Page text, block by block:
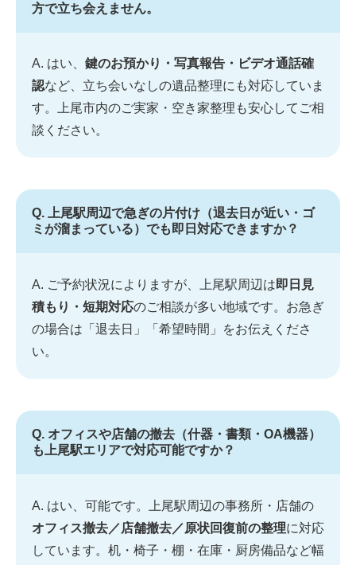
方で立ち会えません。
A. はい、 鍵のお預かり・写真報告・ビデオ通話確
認など、立ち会いなしの遺品整理にも対応していま
す。上尾市内のご実家・空き家整理も安心してご相
談ください。
Q. 上尾駅周辺で急ぎの片付け（退去日が近い・ゴ
ミが溜まっている）でも即日対応できますか？
A. ご予約状況によりますが、上尾駅周辺は 即日見
積もり・短期対応のご相談が多い地域です。お急ぎ
の場合は「退去日」「希望時間」をお伝えくださ
い。
Q. オフィスや店舗の撤去（什器・書類・OA機器）
も上尾駅エリアで対応可能ですか？
A. はい、可能です。上尾駅周辺の事務所・店舗の
オフィス撤去／店舗撤去／原状回復前の整理に対応
しています。机・椅子・棚・在庫・厨房備品など幅